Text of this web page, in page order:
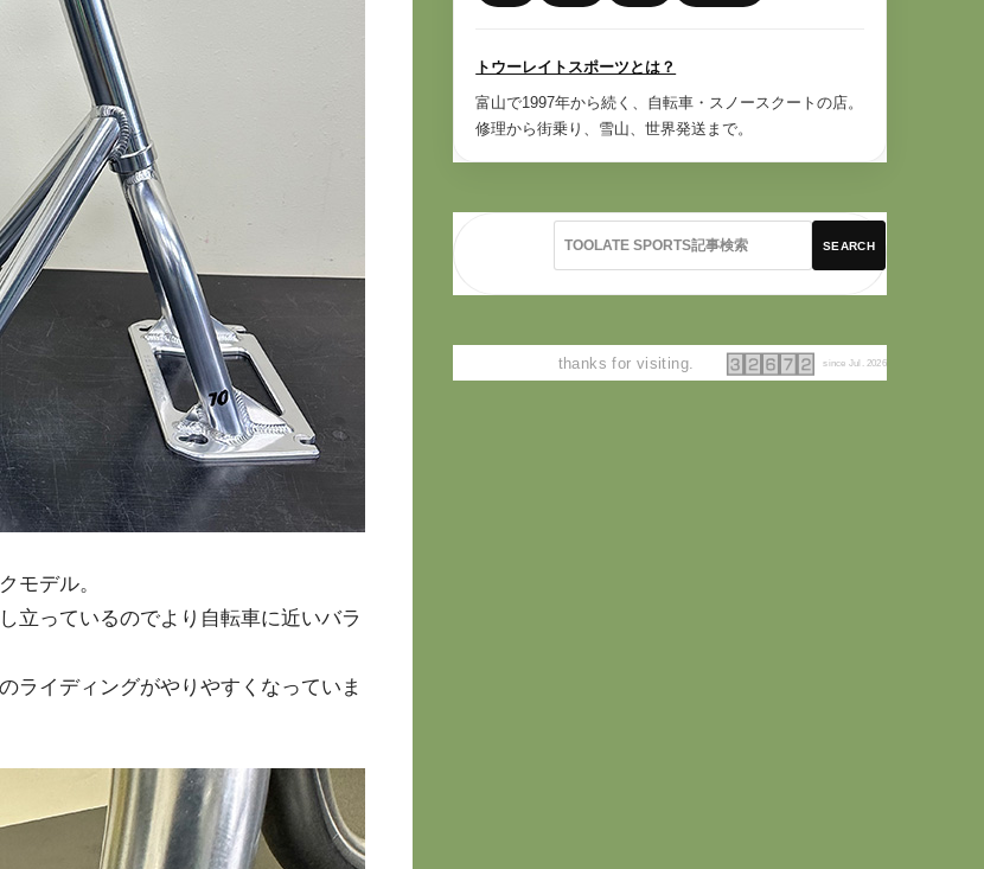
モデル。
立っているのでより自転車に近いバラ
ライディングがやりやすくなっていま
トウーレイトスポーツとは？
富山で1997年から続く、自転車・スノースクートの店。
修理から街乗り、雪山、世界発送まで。
SEARCH
thanks for visiting. since Jul. 2026